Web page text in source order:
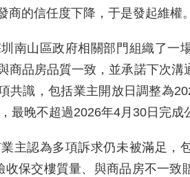
商的信任度下降，于是發起維權。
南山區政府相關部門組織了一
商品房品質一致，並承諾下次
共識，包括業主開放日調整為
最晚不超過2026年4月30日完成
主認為多項訴求仍未被滿足，
收保交樓質量、與商品房不一致